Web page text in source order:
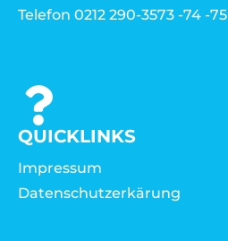
Telefon 0212 290-3573 -74 -75
QUICKLINKS
Impressum
Datenschutzerkärung